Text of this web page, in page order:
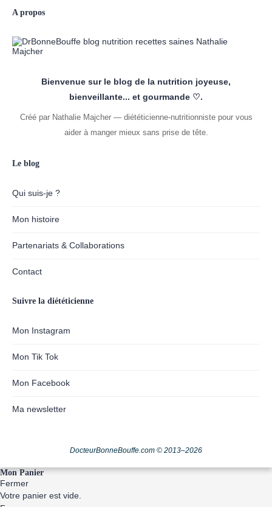
A propos
Bienvenue sur le blog de la nutrition joyeuse,
bienveillante... et gourmande ♡.
Créé par Nathalie Majcher — diététicienne-nutritionniste pour vous
aider à manger mieux sans prise de tête.
Le blog
Qui suis-je ?
Mon histoire
Partenariats & Collaborations
Contact
Suivre la diététicienne
Mon Instagram
Mon Tik Tok
Mon Facebook
Ma newsletter
DocteurBonneBouffe.com © 2013–2026
Mon Panier
Fermer
Votre panier est vide.